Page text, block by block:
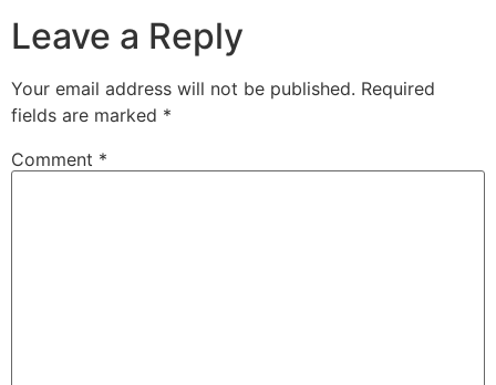
Leave a Reply
Your email address will not be published. Required
fields are marked *
Comment *